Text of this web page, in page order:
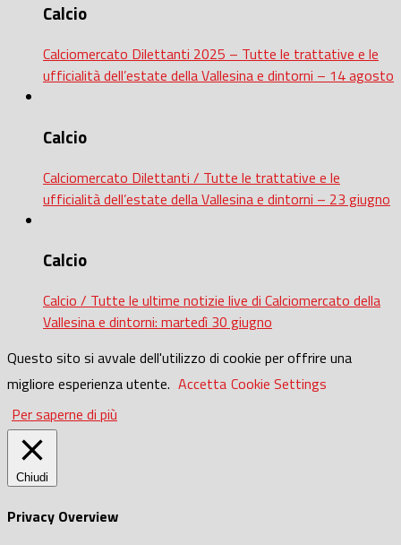
Calcio
Calciomercato Dilettanti 2025 – Tutte le trattative e le
ufficialità dell’estate della Vallesina e dintorni – 14 agosto
Calcio
Calciomercato Dilettanti / Tutte le trattative e le
ufficialità dell’estate della Vallesina e dintorni – 23 giugno
Calcio
Calcio / Tutte le ultime notizie live di Calciomercato della
Vallesina e dintorni: martedì 30 giugno
Questo sito si avvale dell'utilizzo di cookie per offrire una
migliore esperienza utente. Accetta Cookie Settings
Per saperne di più
Chiudi
Privacy Overview